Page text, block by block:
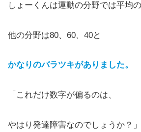
しょーくんは運動の分野では平均の
他の分野は80、60、40と
かなりのバラツキがありました。
「これだけ数字が偏るのは、
やはり発達障害なのでしょうか？」